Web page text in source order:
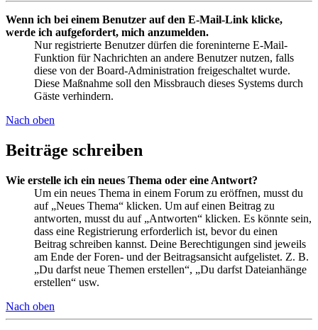
Wenn ich bei einem Benutzer auf den E-Mail-Link klicke,
werde ich aufgefordert, mich anzumelden.
Nur registrierte Benutzer dürfen die foreninterne E-Mail-
Funktion für Nachrichten an andere Benutzer nutzen, falls
diese von der Board-Administration freigeschaltet wurde.
Diese Maßnahme soll den Missbrauch dieses Systems durch
Gäste verhindern.
Nach oben
Beiträge schreiben
Wie erstelle ich ein neues Thema oder eine Antwort?
Um ein neues Thema in einem Forum zu eröffnen, musst du
auf „Neues Thema“ klicken. Um auf einen Beitrag zu
antworten, musst du auf „Antworten“ klicken. Es könnte sein,
dass eine Registrierung erforderlich ist, bevor du einen
Beitrag schreiben kannst. Deine Berechtigungen sind jeweils
am Ende der Foren- und der Beitragsansicht aufgelistet. Z. B.
„Du darfst neue Themen erstellen“, „Du darfst Dateianhänge
erstellen“ usw.
Nach oben